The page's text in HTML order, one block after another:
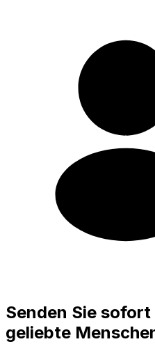
Senden Sie sofort
geliebte